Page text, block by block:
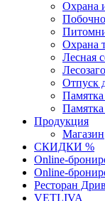
Охрана
Охрана
Лесная
Отпуск
Продукция
Магазин
СКИДКИ %
Оnline-
Оnline-
Ресторан
VETLIVA